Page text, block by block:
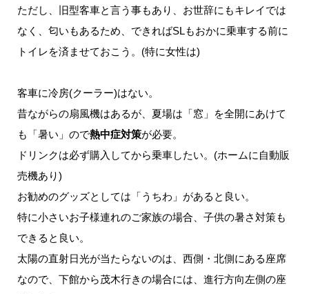
ただし、旧型客車と言う事もあり、お世辞にもキレイでは
なく、匂いもあるため、できればSLもおかに乗車する前に
トイレを済ませておこう。(特に女性は)
客車に冷房(クーラー)はない。
昔ながらの扇風機はあるが、夏場は「窓」を全開にあけて
も「暑い」ので熱中症対策が必要。
ドリンクは必ず購入してから乗車したい。(ホームに自動販
売機あり)
お勧めのグッズとしては「うちわ」があると良い。
特に小さいお子様連れのご家族の場合、子供の暑さ対策も
できると良い。
太陽の直射日光が当たらないのは、西側・北側にある座席
なので、下館から茂木行きの場合には、進行方向左側の座